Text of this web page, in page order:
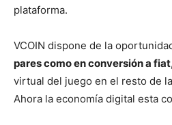
plataforma.
VCOIN dispone de la
pares como en conversión a
virtual del juego en el resto de
Ahora la economía digital esta